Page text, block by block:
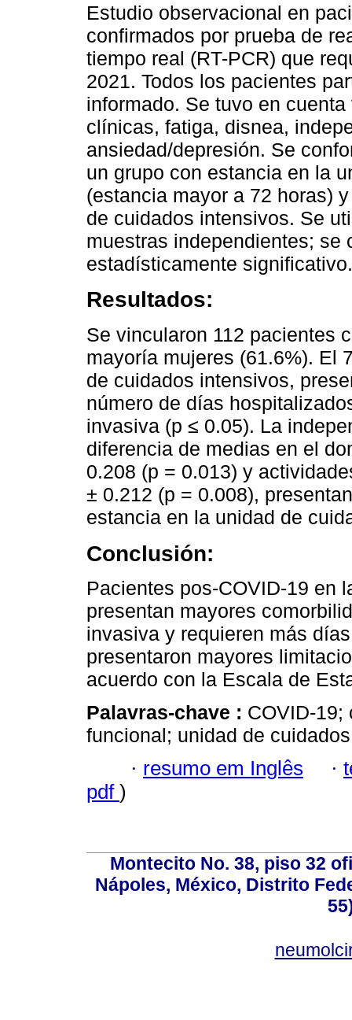
Estudio observacional en
confirmados por prueba de
tiempo real (RT-PCR) que
2021. Todos los pacientes
informado. Se tuvo en
clínicas, fatiga, disnea,
ansiedad/depresión. Se
un grupo con estancia en la
(estancia mayor a 72 horas)
de cuidados intensivos. Se
muestras independientes; se
estadísticamente significativo.
Resultados:
Se vincularon 112 pacientes
mayoría mujeres (61.6%). El
de cuidados intensivos,
número de días
invasiva (p ≤ 0.05). La
diferencia de medias en el
0.208 (p = 0.013) y
± 0.212 (p = 0.008),
estancia en la unidad de
Conclusión:
Pacientes pos-COVID-19 en
presentan mayores
invasiva y requieren más
presentaron mayores
acuerdo con la Escala de
Palavras-chave : COVID-19;
funcional; unidad de
· resumo em Inglês ·
pdf )
Montecito No. 38, piso 32
Nápoles, México, Distrito